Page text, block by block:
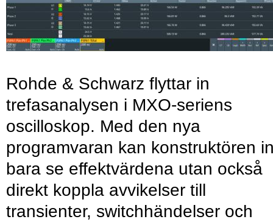
Rohde & Schwarz flyttar in
trefasanalysen i MXO-seriens
oscilloskop. Med den nya
programvaran kan konstruktören
bara se effektvärdena utan också
direkt koppla avvikelser till
transienter, switchhändelser och